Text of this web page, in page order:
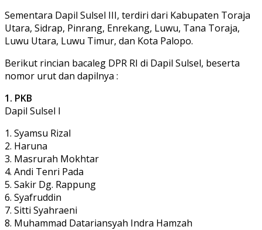
Sementara Dapil Sulsel III, terdiri dari Kabupaten Toraja
Utara, Sidrap, Pinrang, Enrekang, Luwu, Tana Toraja,
Luwu Utara, Luwu Timur, dan Kota Palopo.
Berikut rincian bacaleg DPR RI di Dapil Sulsel, beserta
nomor urut dan dapilnya :
1. PKB
Dapil Sulsel I
1. Syamsu Rizal
2. Haruna
3. Masrurah Mokhtar
4. Andi Tenri Pada
5. Sakir Dg. Rappung
6. Syafruddin
7. Sitti Syahraeni
8. Muhammad Datariansyah Indra Hamzah